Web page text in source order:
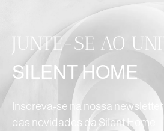
JUNTE-SE AO
SILENT HOME
Inscreva-se na nossa
das novidades da Silent Home.